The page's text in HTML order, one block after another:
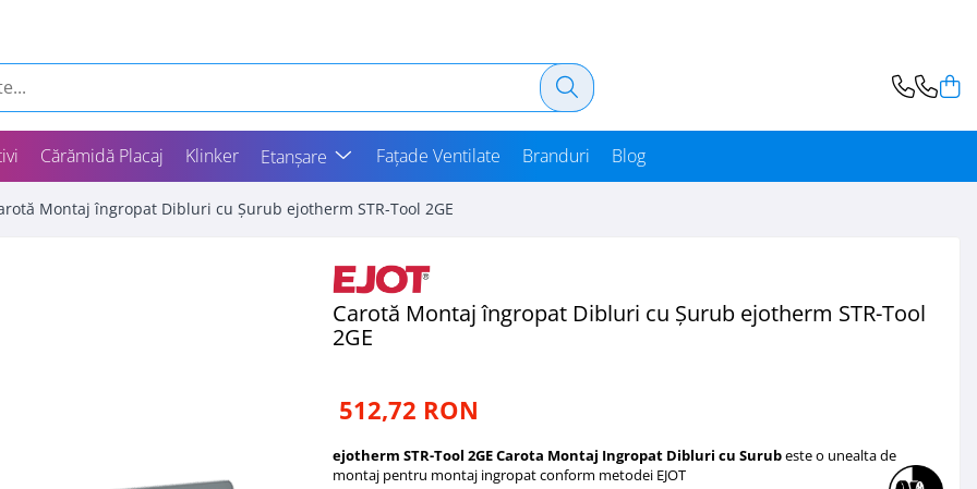
Cărămidă Placaj Klinker Etanșare Fațade Ventilate Branduri Blog
Montaj îngropat Dibluri cu Șurub ejotherm STR-Tool 2GE
Carotă Montaj îngropat Dibluri cu Șurub ejotherm STR-Tool
2GE
512,72 RON
ejotherm STR-Tool 2GE Carota Montaj Ingropat Dibluri cu Surubeste o unealta de
montaj pentru montaj ingropat conform metodei EJOT